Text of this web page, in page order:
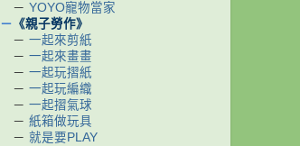
－ YOYO寵物當家
－ 《親子勞作》
－ 一起來剪紙
－ 一起來畫畫
－ 一起玩摺紙
－ 一起玩編織
－ 一起摺氣球
－ 紙箱做玩具
－ 就是要PLAY